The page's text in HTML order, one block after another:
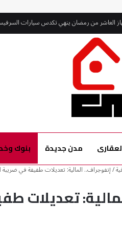
مدن جديدة بنوك
/إنفوجراف.. المالية: تعديلات طفيفة في ضريبة
تعديلات